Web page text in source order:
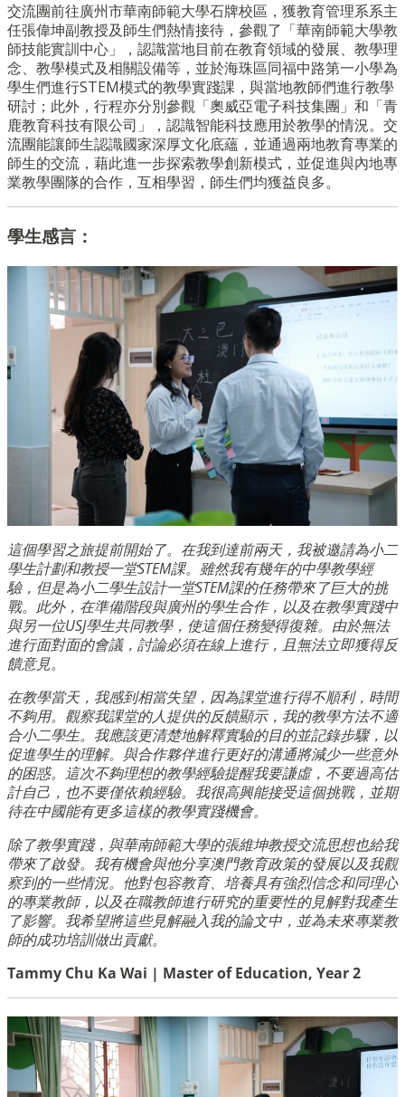
交流團前往廣州市華南師範大學石牌校區，獲教育管理系系主
任張偉坤副教授及師生們熱情接待，參觀了「華南師範大學教
師技能實訓中心」，認識當地目前在教育領域的發展、教學理
念、教學模式及相關設備等，並於海珠區同福中路第一小學為
學生們進行STEM模式的教學實踐課，與當地教師們進行教學
研討；此外，行程亦分別參觀「奧威亞電子科技集團」和「青
鹿教育科技有限公司」，認識智能科技應用於教學的情況。交
流團能讓師生認識國家深厚文化底蘊，並通過兩地教育專業的
師生的交流，藉此進一步探索教學創新模式，並促進與內地專
業教學團隊的合作，互相學習，師生們均獲益良多。
學生感言：
這個學習之旅提前開始了。在我到達前兩天，我被邀請為小二
學生計劃和教授一堂STEM課。雖然我有幾年的中學教學經
驗，但是為小二學生設計一堂STEM課的任務帶來了巨大的挑
戰。此外，在準備階段與廣州的學生合作，以及在教學實踐中
與另一位USJ學生共同教學，使這個任務變得復雜。由於無法
進行面對面的會議，討論必須在線上進行，且無法立即獲得反
饋意見。
在教學當天，我感到相當失望，因為課堂進行得不順利，時間
不夠用。觀察我課堂的人提供的反饋顯示，我的教學方法不適
合小二學生。我應該更清楚地解釋實驗的目的並記錄步驟，以
促進學生的理解。與合作夥伴進行更好的溝通將減少一些意外
的困惑。這次不夠理想的教學經驗提醒我要謙虛，不要過高估
計自己，也不要僅依賴經驗。我很高興能接受這個挑戰，並期
待在中國能有更多這樣的教學實踐機會。
除了教學實踐，與華南師範大學的張維坤教授交流思想也給我
帶來了啟發。我有機會與他分享澳門教育政策的發展以及我觀
察到的一些情況。他對包容教育、培養具有強烈信念和同理心
的專業教師，以及在職教師進行研究的重要性的見解對我產生
了影響。我希望將這些見解融入我的論文中，並為未來專業教
師的成功培訓做出貢獻。
Tammy Chu Ka Wai | Master of Education, Year 2